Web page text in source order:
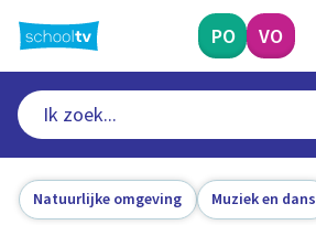
naar
hoofdinhoud
PO VO
Natuurlijke omgeving Muziek en dans